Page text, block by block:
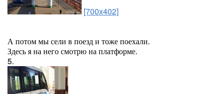
[700x402]
А потом мы сели в поезд и тоже поехали.
Здесь я на него смотрю на платформе.
5.